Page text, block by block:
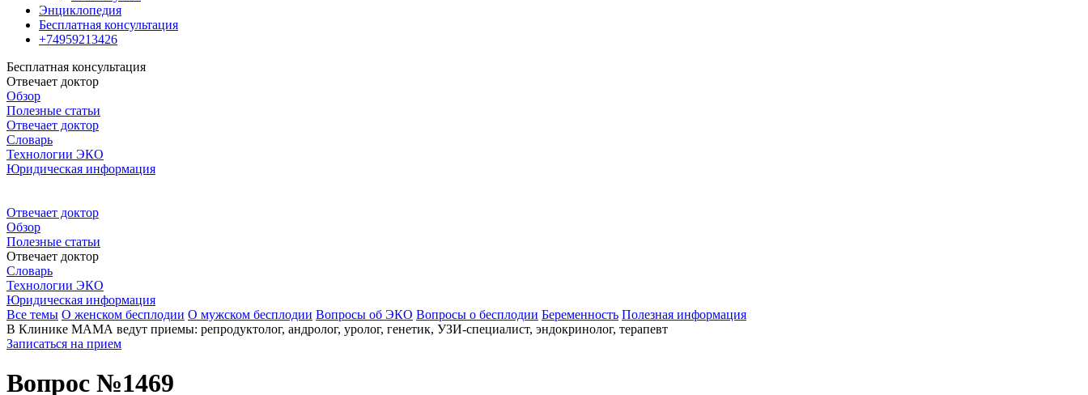
Энциклопедия
Бесплатная консультация
+74959213426
Бесплатная консультация
Отвечает доктор
Обзор
Полезные статьи
Отвечает доктор
Словарь
Технологии ЭКО
Юридическая информация
Отвечает доктор
Обзор
Полезные статьи
Отвечает доктор
Словарь
Технологии ЭКО
Юридическая информация
Все темы О женском бесплодии О мужском бесплодии Вопросы об ЭКО Вопросы о бесплодии Беременность Полезная информация
В Клинике МАМА ведут приемы: репродуктолог, андролог, уролог, генетик, УЗИ-специалист, эндокринолог, терапевт
Записаться на прием
Вопрос №1469